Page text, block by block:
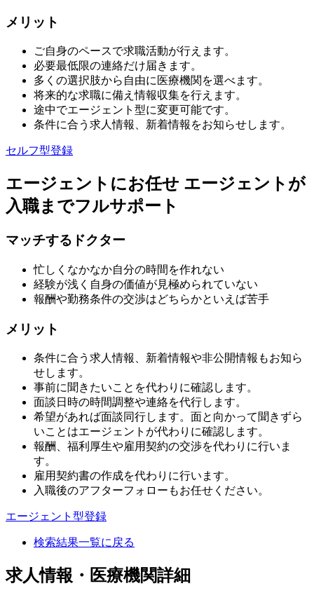
メリット
ご自身のペースで求職活動が行えます。
必要最低限の連絡だけ届きます。
多くの選択肢から自由に医療機関を選べます。
将来的な求職に備え情報収集を行えます。
途中でエージェント型に変更可能です。
条件に合う求人情報、新着情報をお知らせします。
セルフ型登録
エージェントにお任せ エージェントが
入職までフルサポート
マッチするドクター
忙しくなかなか自分の時間を作れない
経験が浅く自身の価値が見極められていない
報酬や勤務条件の交渉はどちらかといえば苦手
メリット
条件に合う求人情報、新着情報や非公開情報もお知ら
せします。
事前に聞きたいことを代わりに確認します。
面談日時の時間調整や連絡を代行します。
希望があれば面談同行します。面と向かって聞きずら
いことはエージェントが代わりに確認します。
報酬、福利厚生や雇用契約の交渉を代わりに行いま
す。
雇用契約書の作成を代わりに行います。
入職後のアフターフォローもお任せください。
エージェント型登録
検索結果一覧に戻る
求人情報・医療機関詳細